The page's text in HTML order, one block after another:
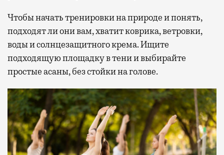
Чтобы начать тренировки на природе и понять,
подходят ли они вам, хватит коврика, ветровки,
воды и солнцезащитного крема. Ищите
подходящую площадку в тени и выбирайте
простые асаны, без стойки на голове.